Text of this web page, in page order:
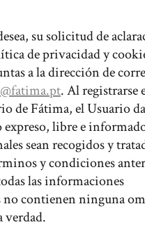
su solicitud de
de privacidad y
a la dirección de
. Al registrarse
de Fátima, el Usuario
libre e
sean recogidos y
y condiciones
las informaciones
no contienen ninguna
verdad.